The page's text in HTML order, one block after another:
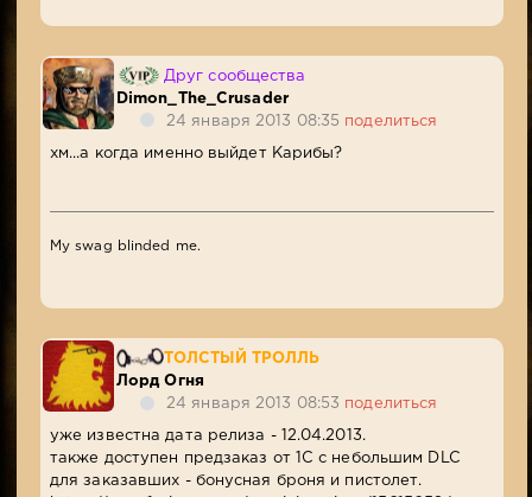
Друг сообщества
Dimon_The_Crusader
24 января 2013 08:35 поделиться
хм...а когда именно выйдет Карибы?
My swag blinded me.
ТОЛСТЫЙ ТРОЛЛЬ
Лорд Огня
24 января 2013 08:53
поделиться
уже известна дата релиза - 12.04.2013.
также доступен предзаказ от 1С с небольшим DLC
для заказавших - бонусная броня и пистолет.